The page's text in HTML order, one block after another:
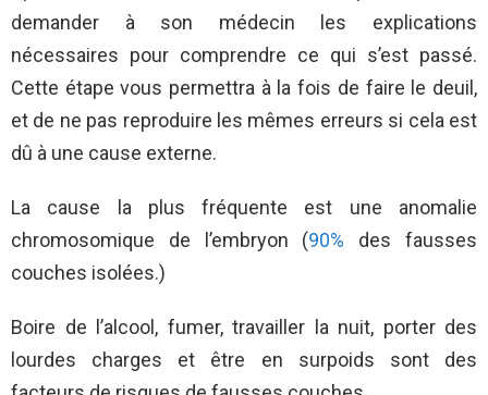
demander à son médecin les explications
nécessaires pour comprendre ce qui s’est passé.
Cette étape vous permettra à la fois de faire le deuil,
et de ne pas reproduire les mêmes erreurs si cela est
dû à une cause externe.
La cause la plus fréquente est une anomalie
chromosomique de l’embryon (90% des fausses
couches isolées.)
Boire de l’alcool, fumer, travailler la nuit, porter des
lourdes charges et être en surpoids sont des